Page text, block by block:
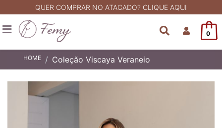
QUER COMPRAR NO ATACADO? CLIQUE AQUI
0
HOME Coleção Viscaya Veraneio